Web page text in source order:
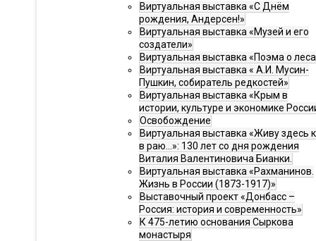
Виртуальная выставка «С Днём
рождения, Андерсен!»
Виртуальная выставка «Музей и его
создатели»
Виртуальная выставка «Поэма о
Виртуальная выставка « А.И. Мусин-
Пушкин, собиратель редкостей»
Виртуальная выставка «Крым в
истории, культуре и экономике
Освобождение
Виртуальная выставка «Живу здесь
в раю…»: 130 лет со дня рождения
Виталия Валентиновича Бианки.
Виртуальная выставка «Рахманинов.
Жизнь в России (1873-1917)»
Выставочный проект «Донбасс –
Россия: история и современность»
К 475-летию основания Сыркова
монастыря